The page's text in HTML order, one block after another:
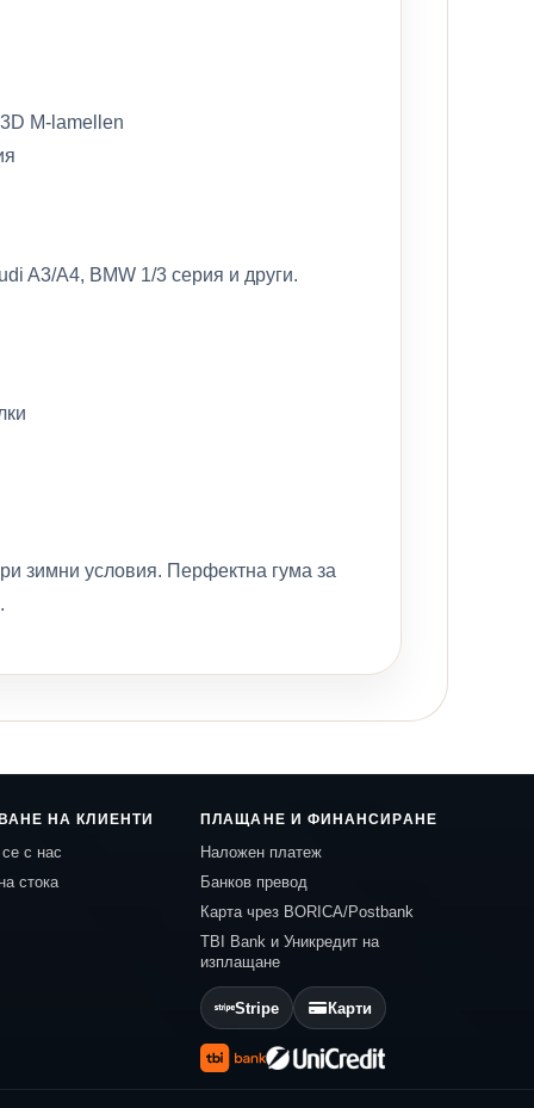
M-lamellen
A3/A4, BMW 1/3 серия и други.
зимни условия. Перфектна гума за
НА КЛИЕНТИ
с нас
стока
ПЛАЩАНЕ И ФИНАНСИРАНЕ
Наложен платеж
Банков превод
Карта чрез BORICA/Postbank
TBI Bank и Уникредит на
изплащане
Stripe Карти